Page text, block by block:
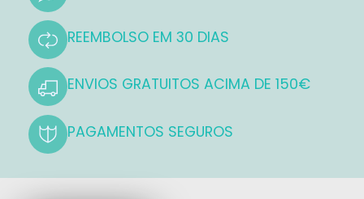
REEMBOLSO EM 30 DIAS
ENVIOS GRATUITOS ACIMA DE 150€
PAGAMENTOS SEGUROS